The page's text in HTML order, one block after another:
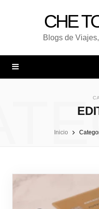
CHE
Blogs de
Inicio